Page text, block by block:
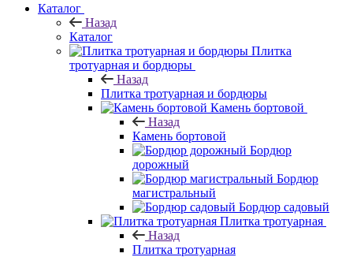
Каталог
Назад
Каталог
Плитка
тротуарная и бордюры
Назад
Плитка тротуарная и бордюры
Камень бортовой
Назад
Камень бортовой
Бордюр
дорожный
Бордюр
магистральный
Бордюр садовый
Плитка тротуарная
Назад
Плитка тротуарная